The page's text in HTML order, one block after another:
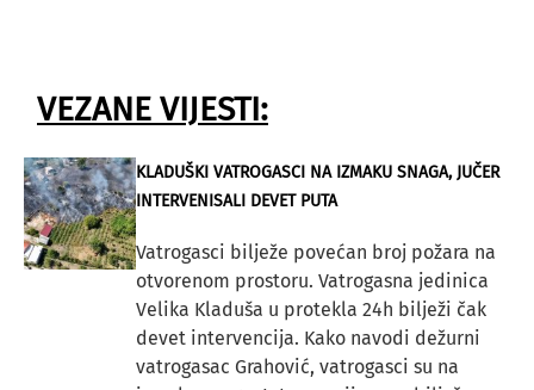
VEZANE VIJESTI:
KLADUŠKI VATROGASCI NA IZMAKU SNAGA, JUČER
INTERVENISALI DEVET PUTA
Vatrogasci bilježe povećan broj požara na
otvorenom prostoru. Vatrogasna jedinica
Velika Kladuša u protekla 24h bilježi čak
devet intervencija. Kako navodi dežurni
vatrogasac Grahović, vatrogasci su na